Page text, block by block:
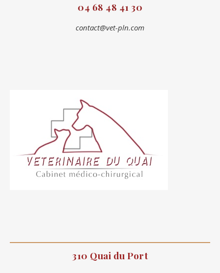
04 68 48 41 30
contact@vet-pln.com
310 Quai du Port